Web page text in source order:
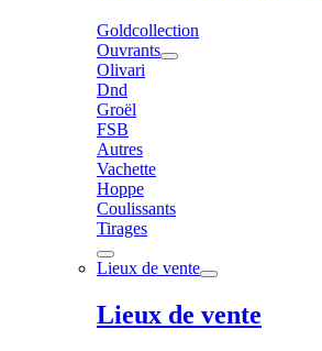
Goldcollection
Ouvrants
Olivari
Dnd
Groël
FSB
Autres
Vachette
Hoppe
Coulissants
Tirages
Lieux de vente
Lieux de vente